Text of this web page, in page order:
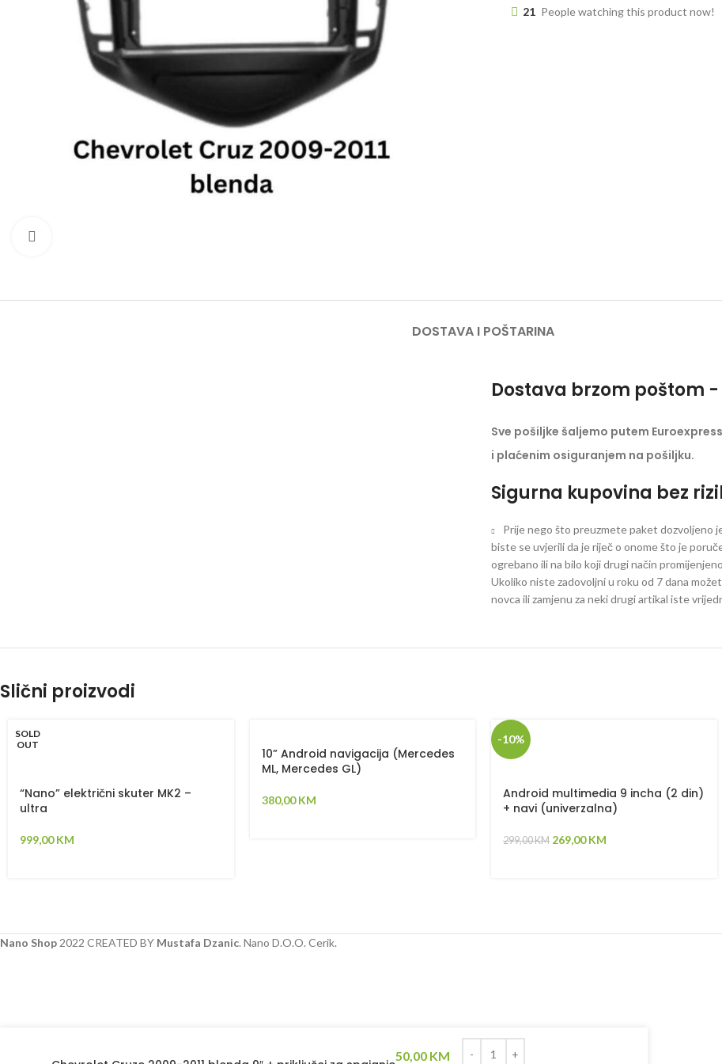
21 People watching this product now!
DOSTAVA I POŠTARINA
Dostava brzom poštom -
Sve pošiljke šaljemo putem
i plaćenim osiguranjem na pošiljku.
Sigurna kupovina bez
Prije nego što preuzmete paket dozvoljeno
biste se uvjerili da je riječ o onome što je
ogrebano ili na bilo koji drugi način
Ukoliko niste zadovoljni u roku od 7 dana
novca ili zamjenu za neki drugi artikal iste
Slični proizvodi
SOLD
OUT
“Nano” električni skuter MK2 –
ultra
999,00KM
10” Android navigacija (Mercedes
ML, Mercedes GL)
380,00KM
-10%
Android multimedia 9 incha (2 din)
+ navi (univerzalna)
299,00KM 269,00KM
Nano Shop 2022 CREATED BY Mustafa Dzanic. Nano D.O.O. Cerik.
50,00 KM